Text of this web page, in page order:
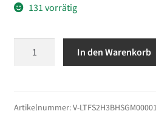
131 vorrätig
Bogen
In den Warenkorb
Artikelnummer:V-